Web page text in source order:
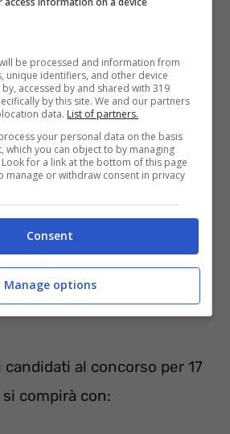
di selezione per esperti in
valutazione delle politiche
della spesa, è
lalaurea. Maggiori dettagli
inclusi nel testo del
ad esperti.
MUR 17 incarichi
al concorso per 17
compirà con:
be processed and information from
unique identifiers, and other device
accessed by and shared with 319
by this site. We and our partners
data. List of partners.
your personal data on the basis
which you can object to by managing
for a link at the bottom of this page
manage or withdraw consent in privacy
Consent
Manage options